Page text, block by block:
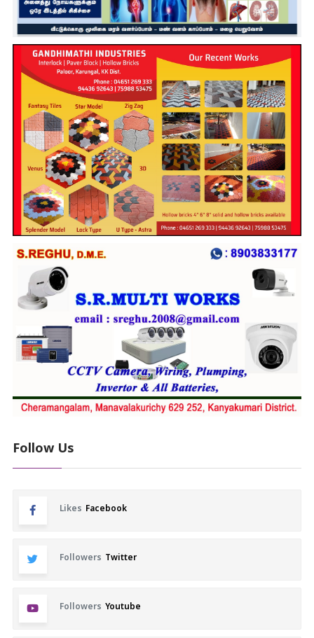
Follow Us
Likes Facebook
Followers Twitter
Followers Youtube